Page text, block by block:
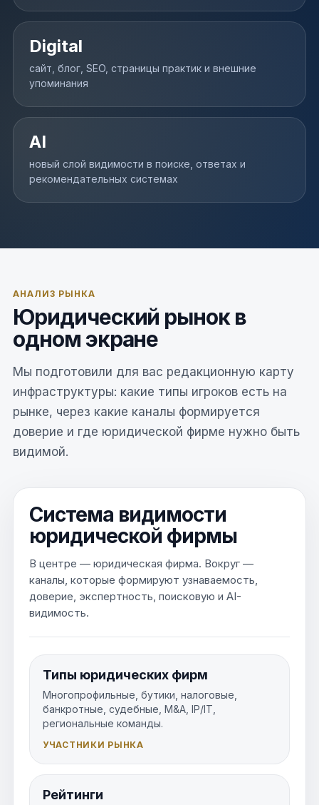
Digital
сайт, блог, SEO, страницы практик и внешние
упоминания
AI
новый слой видимости в поиске, ответах и
рекомендательных системах
АНАЛИЗ РЫНКА
Юридический рынок в
одном экране
Мы подготовили для вас редакционную карту
инфраструктуры: какие типы игроков есть на
рынке, через какие каналы формируется
доверие и где юридической фирме нужно быть
видимой.
Система видимости
юридической фирмы
В центре — юридическая фирма. Вокруг —
каналы, которые формируют узнаваемость,
доверие, экспертность, поисковую и AI-
видимость.
Типы юридических фирм
Многопрофильные, бутики, налоговые,
банкротные, судебные, M&A, IP/IT,
региональные команды.
УЧАСТНИКИ РЫНКА
Рейтинги